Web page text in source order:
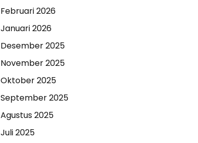
Februari 2026
Januari 2026
Desember 2025
November 2025
Oktober 2025
September 2025
Agustus 2025
Juli 2025